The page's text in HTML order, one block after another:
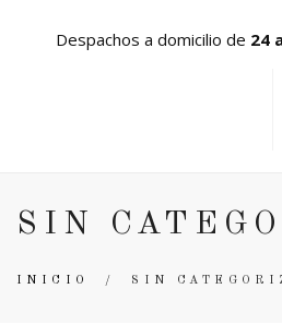
Despachos a domicilio de 24
SIN
INICIO / SIN